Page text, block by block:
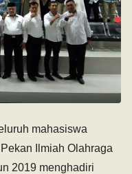
mahasiswa
Ilmiah Olahraga
2019 menghadiri